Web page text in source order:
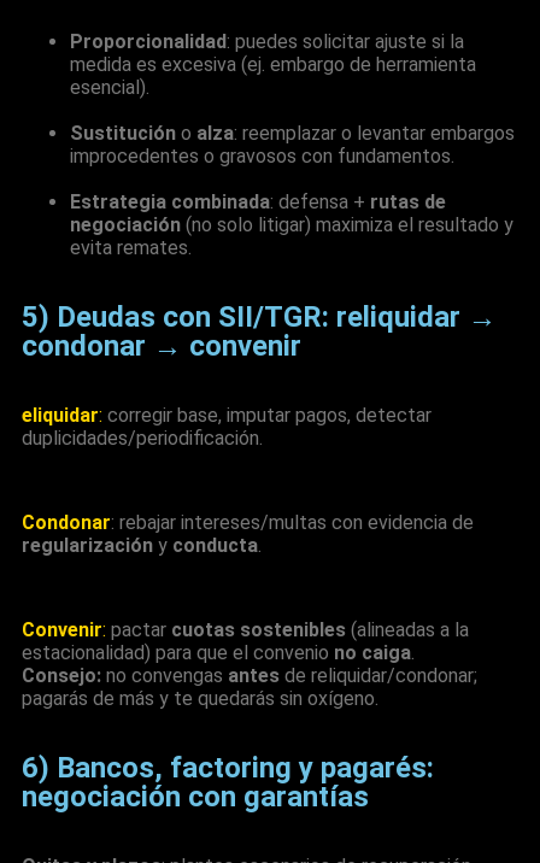
Proporcionalidad: puedes solicitar ajuste si la
medida es excesiva (ej. embargo de herramienta
esencial).
Sustitución o alza: reemplazar o levantar embargos
improcedentes o gravosos con fundamentos.
Estrategia combinada: defensa + rutas de
negociación (no solo litigar) maximiza el resultado y
evita remates.
5) Deudas con SII/TGR: reliquidar →
condonar → convenir
eliquidar: corregir base, imputar pagos, detectar
duplicidades/periodificación.
Condonar: rebajar intereses/multas con evidencia de
regularización y conducta.
Convenir: pactar cuotas sostenibles (alineadas a la
estacionalidad) para que el convenio no caiga.
Consejo: no convengas antes de reliquidar/condonar;
pagarás de más y te quedarás sin oxígeno.
6) Bancos, factoring y pagarés:
negociación con garantías